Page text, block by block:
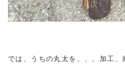
では、うちの丸太を、、、加工